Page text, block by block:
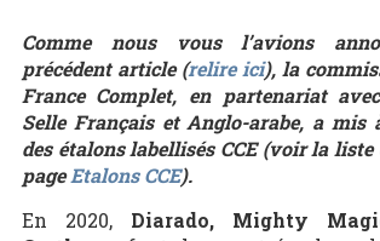
Comme nous vous l’avions
précédent article (relire ici), la
France Complet, en partenariat
Selle Français et Anglo-arabe, a
des étalons labellisés CCE (voir la
pageEtalons CCE).
En 2020, Diarado, Mighty